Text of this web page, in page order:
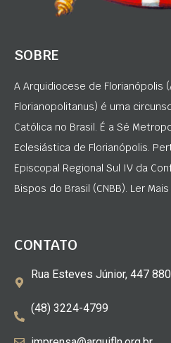
SOBRE
A Arquidiocese de Florianópolis
Florianopolitanus) é uma
Católica no Brasil. É a Sé
Eclesiástica de Florianópolis.
Episcopal Regional Sul IV da
Bispos do Brasil (CNBB). Ler Mais
CONTATO
Rua Esteves Júnior, 447
(48) 3224-4799